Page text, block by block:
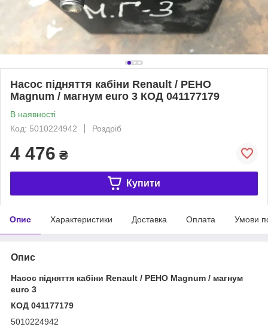
Насос підняття кабіни Renault / РЕНО
Magnum / магнум euro 3 КОД 041177179
В наявності
Код: 5010224942
Роздріб
4 476 ₴
Купити
Опис Характеристики Доставка Оплата Умови
Опис
Насос підняття кабіни Renault / РЕНО Magnum / магнум
euro 3
КОД 041177179
5010224942